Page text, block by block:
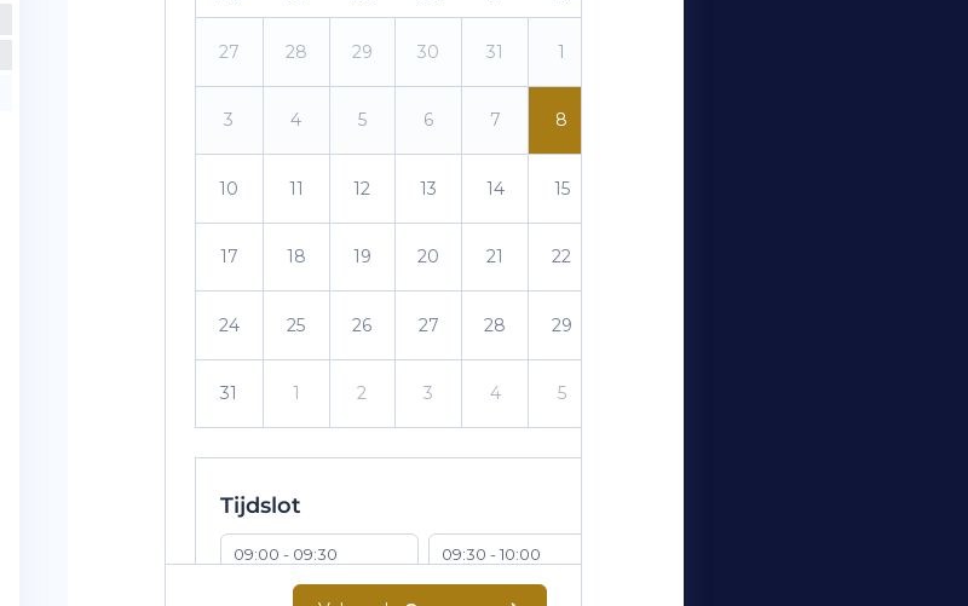
27 28 29 30 31 1
3 4 5 6 7 8
10 11 12 13 14 15
17 18 19 20 21 22
24 25 26 27 28 29
31 1 2 3 4 5
Tijdslot
09:00 - 09:30 09:30 - 10:00